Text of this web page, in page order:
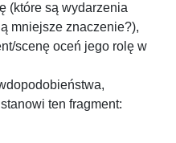
(które są wydarzenia
mniejsze znaczenie?),
scenę oceń jego rolę w
ten fragment: